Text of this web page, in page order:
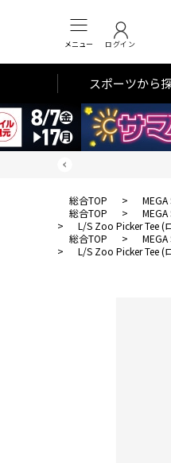
メニュー ログイン
スポーツから
総合TOP > MEGA
総合TOP
> MEGA
>
L/S Zoo Picker Tee (
総合TOP
> MEGA
>
L/S Zoo Picker Tee (